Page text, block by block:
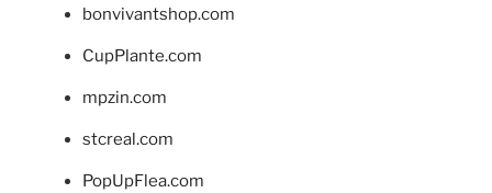
bonvivantshop.com
CupPlante.com
mpzin.com
stcreal.com
PopUpFlea.com